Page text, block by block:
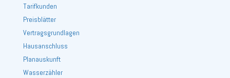
Tarifkunden
Preisblätter
Vertragsgrundlagen
Hausanschluss
Planauskunft
Wasserzähler